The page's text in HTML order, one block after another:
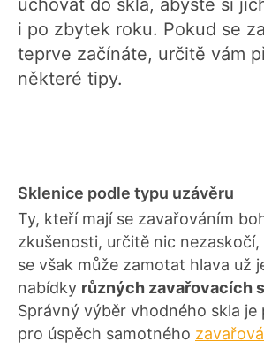
uchovat do skla, abyste si
i po zbytek roku. Pokud se
teprve začínáte, určitě vám
některé tipy.
Sklenice podle typu uzávěru
Ty, kteří mají se zavařováním
zkušenosti, určitě nic
se však může zamotat hlava už
nabídky různých zavařovacích
Správný výběr vhodného skla
pro úspěch samotného